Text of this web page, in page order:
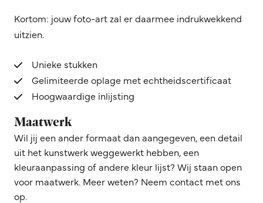
Kortom: jouw foto-art zal er daarmee indrukwekkend
uitzien.
Unieke stukken
Gelimiteerde oplage met echtheidscertificaat
Hoogwaardige inlijsting
Maatwerk
Wil jij een ander formaat dan aangegeven, een detail
uit het kunstwerk weggewerkt hebben, een
kleuraanpassing of andere kleur lijst? Wij staan open
voor maatwerk. Meer weten? Neem contact met ons
op.